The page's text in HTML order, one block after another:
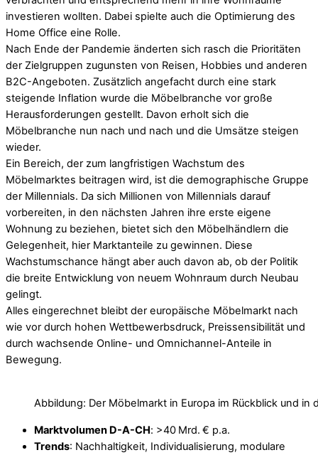
investieren wollten. Dabei spielte auch die Optimierung des
Home Office eine Rolle.
Nach Ende der Pandemie änderten sich rasch die Prioritäten
der Zielgruppen zugunsten von Reisen, Hobbies und anderen
B2C-Angeboten. Zusätzlich angefacht durch eine stark
steigende Inflation wurde die Möbelbranche vor große
Herausforderungen gestellt. Davon erholt sich die
Möbelbranche nun nach und nach und die Umsätze steigen
wieder.
Ein Bereich, der zum langfristigen Wachstum des
Möbelmarktes beitragen wird, ist die demographische Gruppe
der Millennials. Da sich Millionen von Millennials darauf
vorbereiten, in den nächsten Jahren ihre erste eigene
Wohnung zu beziehen, bietet sich den Möbelhändlern die
Gelegenheit, hier Marktanteile zu gewinnen. Diese
Wachstumschance hängt aber auch davon ab, ob der Politik
die breite Entwicklung von neuem Wohnraum durch Neubau
gelingt.
Alles eingerechnet bleibt der europäische Möbelmarkt nach
wie vor durch hohen Wettbewerbsdruck, Preissensibilität und
durch wachsende Online- und Omnichannel-Anteile in
Bewegung.
Abbildung: Der Möbelmarkt in Europa im Rückblick und in
Marktvolumen D-A-CH: >40 Mrd. € p.a.
Trends: Nachhaltigkeit, Individualisierung, modulare